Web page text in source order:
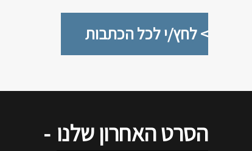
> לחץ/י לכל הכתבות
הסרט האחרון שלנו -